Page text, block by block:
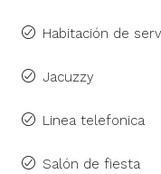
Habitación de
Jacuzzy
Linea telefonica
Salón de fiesta